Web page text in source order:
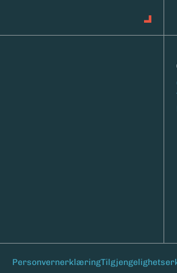
Bunntekst
Personvernerklæring